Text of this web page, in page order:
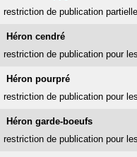
restriction de publication
Héron cendré
restriction de publication pour
Héron pourpré
restriction de publication pour
Héron garde-boeufs
restriction de publication pour